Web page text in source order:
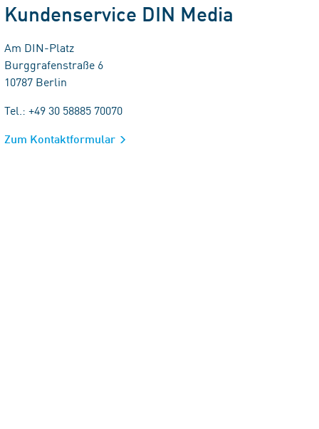
Kundenservice DIN Media
Am DIN-Platz
Burggrafenstraße 6
10787 Berlin
Tel.: +49 30 58885 70070
Zum Kontaktformular